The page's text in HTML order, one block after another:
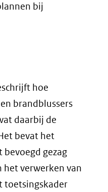
bij
hoe
brandblussers
daarbij de
bevat het
gezag
het verwerken van
toetsingskader